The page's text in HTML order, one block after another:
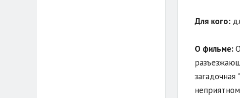
Для кого:
О фильме: